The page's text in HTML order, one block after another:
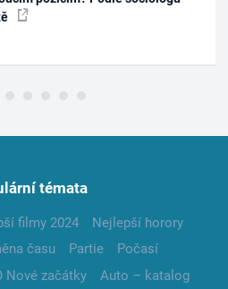
témata
filmy 2024
Nejlepší horory
času Partie
Počasí
Nové začátky
Auto – katalog